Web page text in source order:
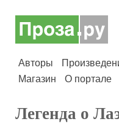
Авторы
Магазин
О портале
Легенда о